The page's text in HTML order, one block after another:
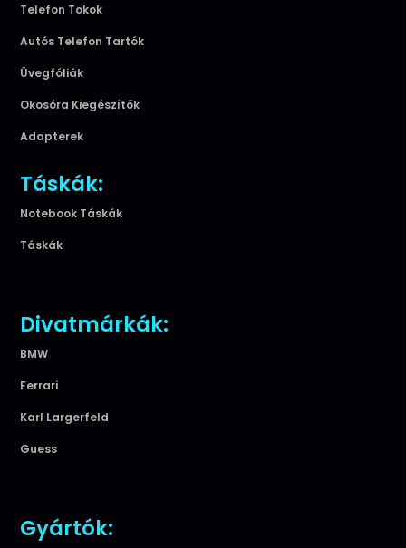
Telefon Tokok
Autós Telefon Tartók
Üvegfóliák
Okosóra Kiegészítők
Adapterek
Táskák:
Notebook Táskák
Táskák
Divatmárkák:
BMW
Ferrari
Karl Largerfeld
Guess
Gyártók: